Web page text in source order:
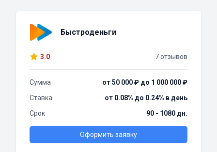
Быстроденьги
3.0 7 отзывов
Сумма
от 50 000 ₽ до 1 000 000 ₽
Ставка
от 0.08% до 0.24% в день
Срок
90 - 1080 дн.
Оформить заявку